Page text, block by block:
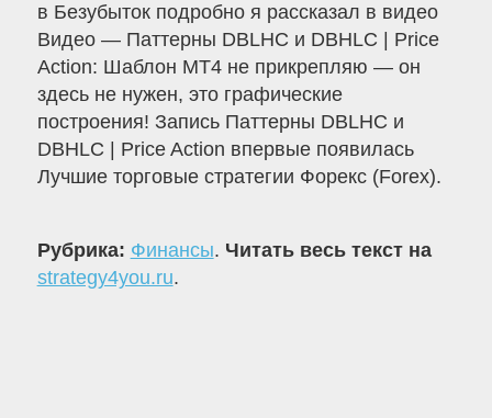
в Безубыток подробно я рассказал в видео
Видео — Паттерны DBLHC и DBHLC | Price
Action: Шаблон МТ4 не прикрепляю — он
здесь не нужен, это графические
построения! Запись Паттерны DBLHC и
DBHLC | Price Action впервые появилась
Лучшие торговые стратегии Форекс (Forex).
Рубрика: Финансы. Читать весь текст на
strategy4you.ru.